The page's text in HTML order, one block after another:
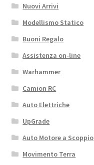
Nuovi Arrivi
Modellismo Statico
Buoni Regalo
Assistenza on-line
Warhammer
Camion RC
Auto Elettriche
UpGrade
Auto Motore a Scoppio
Movimento Terra